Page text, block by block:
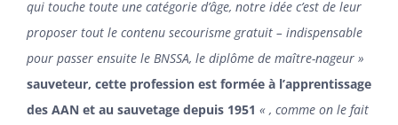
qui touche toute une catégorie d’âge, notre idée c’est de leur
proposer tout le contenu secourisme gratuit – indispensable
pour passer ensuite le BNSSA, le diplôme de maître-nageur »
sauveteur, cette profession est formée à l’apprentissage
des AAN et au sauvetage depuis 1951 « , comme on le fait